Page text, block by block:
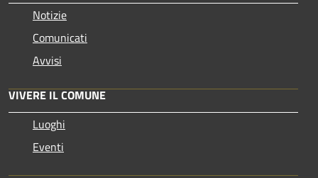
Notizie
Comunicati
Avvisi
VIVERE IL COMUNE
Luoghi
Eventi